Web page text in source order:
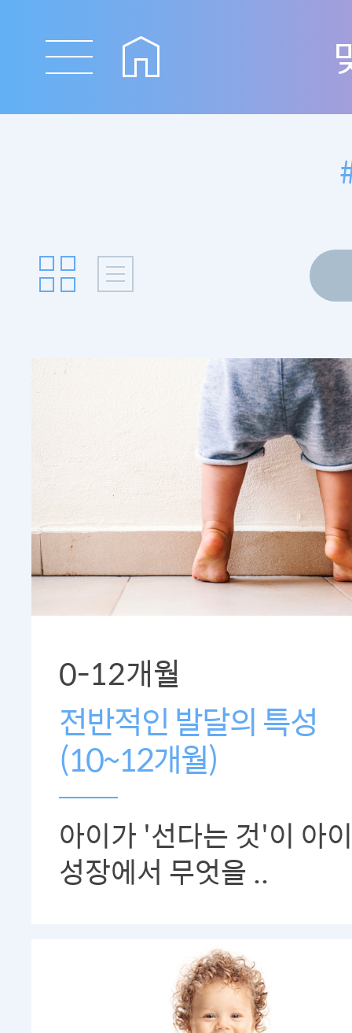
0-12개월
전반적인 발달의 특성
(10~12개월)
아이가 '선다는 것'이 아
성장에서 무엇을 ..